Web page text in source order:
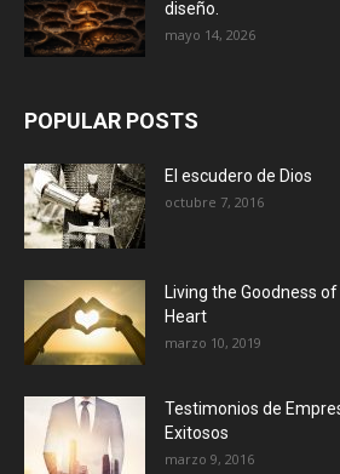
diseño.
mayo 14, 2026
POPULAR POSTS
El escudero de Dios
octubre 7, 2016
Living the Goodness
Heart
marzo 10, 2019
Testimonios de
Exitosos
marzo 9, 2016